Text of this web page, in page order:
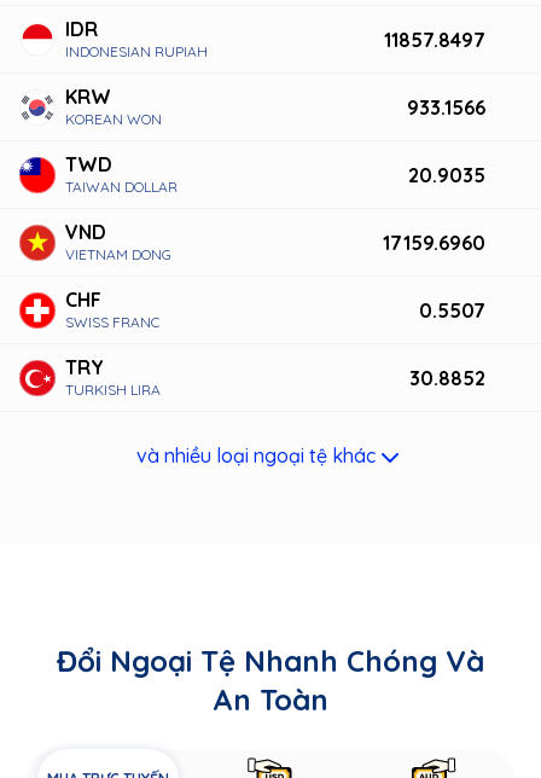
IDR
INDONESIAN RUPIAH 11857.8497
KRW
KOREAN WON 933.1566
TWD
TAIWAN DOLLAR 20.9035
VND
VIETNAM DONG 17159.6960
CHF
SWISS FRANC 0.5507
TRY
TURKISH LIRA 30.8852
và nhiều loại ngoại tệ khác
Đổi Ngoại Tệ Nhanh Chóng Và
An Toàn